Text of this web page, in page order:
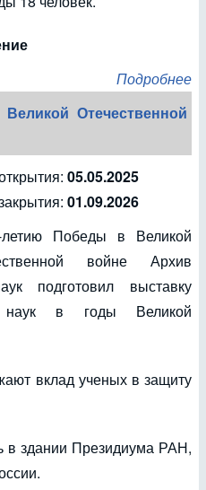
Подробнее
Отечественной
05.05.2025
01.09.2026
Победы в Великой
войне Архив
подготовил выставку
наук в годы Великой
вклад ученых в защиту
в здании Президиума РАН,